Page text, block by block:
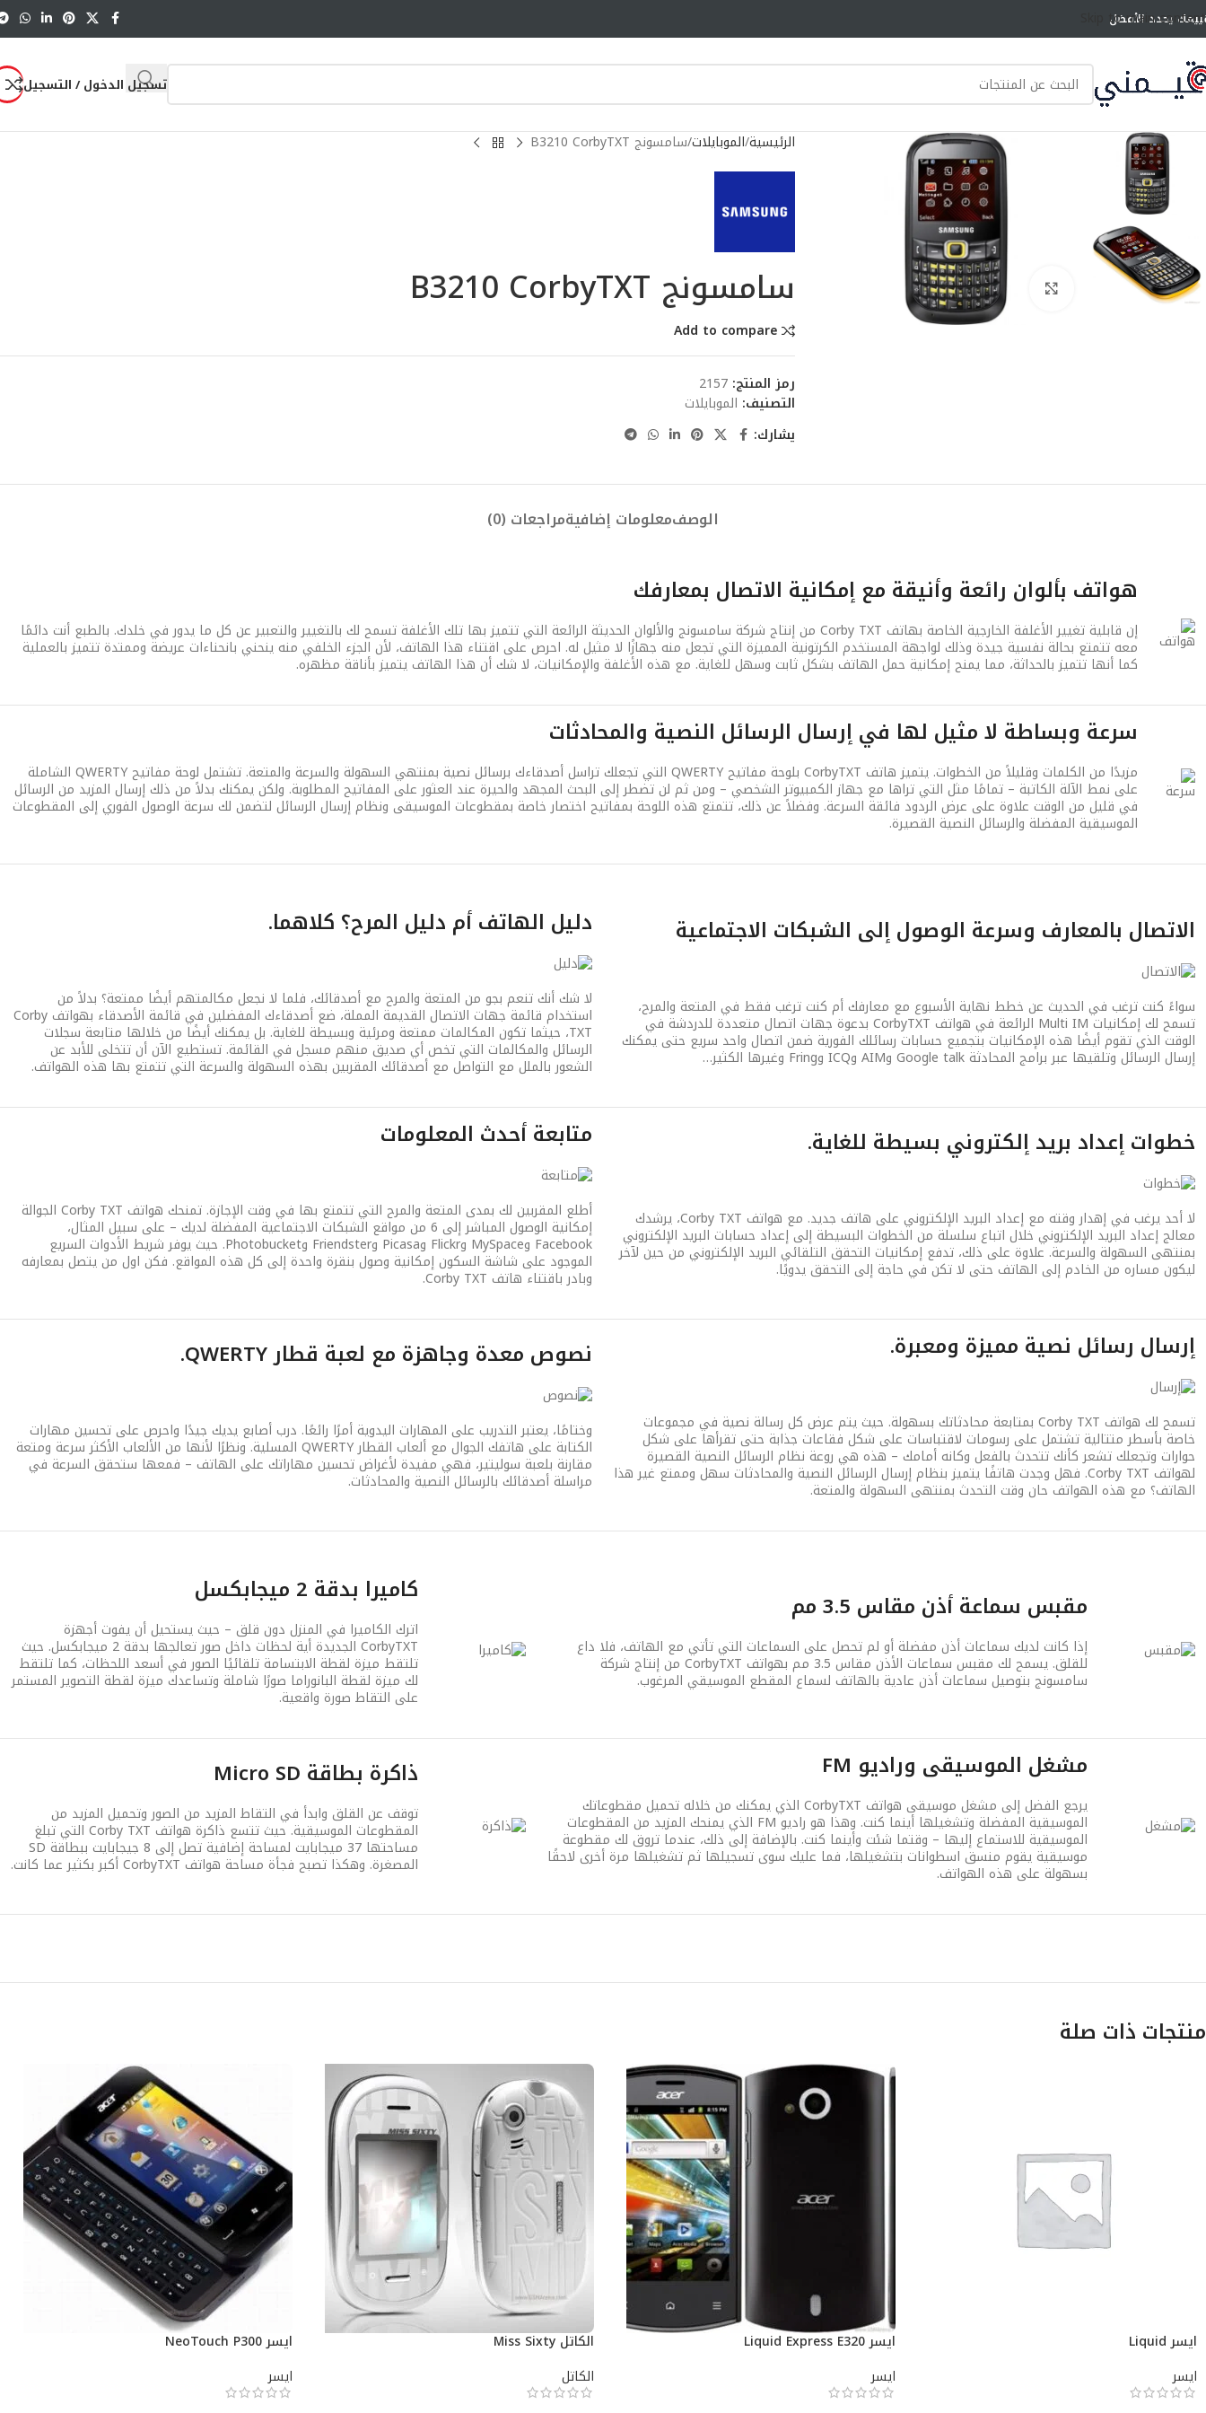
Skip to main content
يحدد الأفضل
تسجيل الدخول / التسجيل
انقر للتكبير
الرئيسية الموبايلات سامسونج B3210 CorbyTXT
سامسونج B3210 CorbyTXT
Add to compare
رمز المنتج: 2157
التصنيف: الموبايلات
يشارك:
الوصفمعلومات إضافيةمراجعات (0)
هواتف بألوان رائعة وأنيقة مع إمكانية الاتصال بمعارفك
إن قابلية تغيير الأغلفة الخارجية الخاصة بهاتف Corby TXT من إنتاج شركة سامسونج والألوان الحديثة الرائعة التي تتميز بها تلك الأغلفة تسمح لك بالتغيير والتعبير عن كل ما يدور في خلدك. بالطبع أنت دائمًا
معه تتمتع بحالة نفسية جيدة وذلك لواجهة المستخدم الكرتونية المميزة التي تجعل منه جهازًا لا مثيل له. احرص على اقتناء هذا الهاتف، لأن الجزء الخلفي منه ينحني بانحناءات عريضة وممتدة تتميز بالعملية
كما أنها تتميز بالحداثة، مما يمنح إمكانية حمل الهاتف بشكل ثابت وسهل للغاية. مع هذه الأغلفة والإمكانيات، لا شك أن هذا الهاتف يتميز بأناقة مظهره.
سرعة وبساطة لا مثيل لها في إرسال الرسائل النصية والمحادثات
مزيدًا من الكلمات وقليلاً من الخطوات. يتميز هاتف CorbyTXT بلوحة مفاتيح QWERTY التي تجعلك تراسل أصدقاءك برسائل نصية بمنتهي السهولة والسرعة والمتعة. تشتمل لوحة مفاتيح QWERTY الشاملة
على نمط الآلة الكاتبة – تمامًا مثل التي تراها مع جهاز الكمبيوتر الشخصي – ومن ثم لن تضطر إلى البحث المجهد والحيرة عند العثور على المفاتيح المطلوبة. ولكن يمكنك بدلاً من ذلك إرسال المزيد من الرسائل
في قليل من الوقت علاوة على عرض الردود فائقة السرعة. وفضلاً عن ذلك، تتمتع هذه اللوحة بمفاتيح اختصار خاصة بمقطوعات الموسيقى ونظام إرسال الرسائل لتضمن لك سرعة الوصول الفوري إلى المقطوعات
الموسيقية المفضلة والرسائل النصية القصيرة.
الاتصال بالمعارف وسرعة الوصول إلى الشبكات الاجتماعية
سواءً كنت ترغب في الحديث عن خطط نهاية الأسبوع مع معارفك أم كنت ترغب فقط في المتعة والمرح،
تسمح لك إمكانيات Multi IM الرائعة في هواتف CorbyTXT بدعوة جهات اتصال متعددة للدردشة في
الوقت الذي تقوم أيضًا هذه الإمكانيات بتجميع حسابات رسائلك الفورية ضمن اتصال واحد سريع حتى يمكنك
إرسال الرسائل وتلقيها عبر برامج المحادثة Google talk وAIM وICQ وFring وغيرها الكثير…
دليل الهاتف أم دليل المرح؟ كلاهما.
لا شك أنك تنعم بجو من المتعة والمرح مع أصدقائك، فلما لا نجعل مكالمتهم أيضًا ممتعة؟ بدلاً من
استخدام قائمة جهات الاتصال القديمة المملة، ضع أصدقاءك المفضلين في قائمة الأصدقاء بهواتف Corby
TXT، حيثما تكون المكالمات ممتعة ومرئية وبسيطة للغاية. بل يمكنك أيضًا من خلالها متابعة سجلات
الرسائل والمكالمات التي تخص أي صديق منهم مسجل في القائمة. تستطيع الآن أن تتخلى للأبد عن
الشعور بالملل مع التواصل مع أصدقائك المقربين بهذه السهولة والسرعة التي تتمتع بها هذه الهواتف.
خطوات إعداد بريد إلكتروني بسيطة للغاية.
لا أحد يرغب في إهدار وقته مع إعداد البريد الإلكتروني على هاتف جديد. مع هواتف Corby TXT، يرشدك
معالج إعداد البريد الإلكتروني خلال اتباع سلسلة من الخطوات البسيطة إلى إعداد حسابات البريد الإلكتروني
بمنتهى السهولة والسرعة. علاوة على ذلك، تدفع إمكانيات التحقق التلقائي البريد الإلكتروني من حين لآخر
ليكون مساره من الخادم إلى الهاتف حتى لا تكن في حاجة إلى التحقق يدويًا.
متابعة أحدث المعلومات
أطلع المقربين لك بمدى المتعة والمرح التي تتمتع بها في وقت الإجازة. تمنحك هواتف Corby TXT الجوالة
إمكانية الوصول المباشر إلى 6 من مواقع الشبكات الاجتماعية المفضلة لديك – على سبيل المثال،
Facebook وMySpace وFlickr وPicasa وFriendster وPhotobucket. حيث يوفر شريط الأدوات السريع
الموجود على شاشة السكون إمكانية وصول بنقرة واحدة إلى كل هذه المواقع. فكن اول من يتصل بمعارفه
وبادر باقتناء هاتف Corby TXT.
إرسال رسائل نصية مميزة ومعبرة.
تسمح لك هواتف Corby TXT بمتابعة محادثاتك بسهولة. حيث يتم عرض كل رسالة نصية في مجموعات
خاصة بأسطر متتالية تشتمل على رسومات لاقتباسات على شكل فقاعات جذابة حتى تقرأها على شكل
حوارات وتجعلك تشعر كأنك تتحدث بالفعل وكانه أمامك – هذه هي روعة نظام الرسائل النصية القصيرة
لهواتف Corby TXT. فهل وجدت هاتفًا يتميز بنظام إرسال الرسائل النصية والمحادثات سهل وممتع غير هذا
الهاتف؟ مع هذه الهواتف حان وقت التحدث بمنتهى السهولة والمتعة.
نصوص معدة وجاهزة مع لعبة قطار QWERTY.
وختامًا، يعتبر التدريب على المهارات اليدوية أمرًا رائعًا. درب أصابع يديك جيدًا واحرص على تحسين مهارات
الكتابة على هاتفك الجوال مع ألعاب القطار QWERTY المسلية. ونظرًا لأنها من الألعاب الأكثر سرعة ومتعة
مقارنة بلعبة سوليتير، فهي مفيدة لأغراض تحسين مهاراتك على الهاتف – فمعها ستحقق السرعة في
مراسلة أصدقائك بالرسائل النصية والمحادثات.
مقبس سماعة أذن مقاس 3.5 مم
إذا كانت لديك سماعات أذن مفضلة أو لم تحصل على السماعات التي تأتي مع الهاتف، فلا داع
للقلق. يسمح لك مقبس سماعات الأذن مقاس 3.5 مم بهواتف CorbyTXT من إنتاج شركة
سامسونج بتوصيل سماعات أذن عادية بالهاتف لسماع المقطع الموسيقي المرغوب.
كاميرا بدقة 2 ميجابكسل
اترك الكاميرا في المنزل دون قلق – حيث يستحيل أن يفوت أجهزة
CorbyTXT الجديدة أية لحظات داخل صور تعالجها بدقة 2 ميجابكسل. حيث
تلتقط ميزة لقطة الابتسامة تلقائيًا الصور في أسعد اللحظات، كما تلتقط
لك ميزة لقطة البانوراما صورًا شاملة وتساعدك ميزة لقطة التصوير المستمر
على التقاط صورة واقعية.
مشغل الموسيقى وراديو FM
يرجع الفضل إلى مشغل موسيقى هواتف CorbyTXT الذي يمكنك من خلاله تحميل مقطوعاتك
الموسيقية المفضلة وتشغيلها أينما كنت. وهذا هو راديو FM الذي يمنحك المزيد من المقطوعات
الموسيقية للاستماع إليها – وقتما شئت وأينما كنت. بالإضافة إلى ذلك، عندما تروق لك مقطوعة
موسيقية يقوم منسق اسطوانات بتشغيلها، فما عليك سوى تسجيلها ثم تشغيلها مرة أخرى لاحقًا
بسهولة على هذه الهواتف.
ذاكرة بطاقة Micro SD
توقف عن القلق وابدأ في التقاط المزيد من الصور وتحميل المزيد من
المقطوعات الموسيقية. حيث تتسع ذاكرة هواتف Corby TXT التي تبلغ
مساحتها 37 ميجابايت لمساحة إضافية تصل إلى 8 جيجابايت ببطاقة SD
المصغرة. وهكذا تصبح فجأة مساحة هواتف CorbyTXT أكبر بكثير عما كانت.
منتجات ذات صلة
ايسر Liquid
ايسر
ايسر Liquid Express E320
ايسر
الكاتل Miss Sixty
الكاتل
ايسر NeoTouch P300
ايسر